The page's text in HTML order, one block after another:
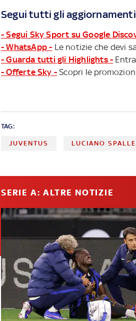
Segui tutti gli
- Segui Sky Sport su Google
- WhatsApp - Le notizie che devi
- Guarda tutti gli Highlights -
- Offerte Sky - Scopri le
TAG:
JUVENTUS LUCIANO
SERIE A: ALTRE NOTIZIE